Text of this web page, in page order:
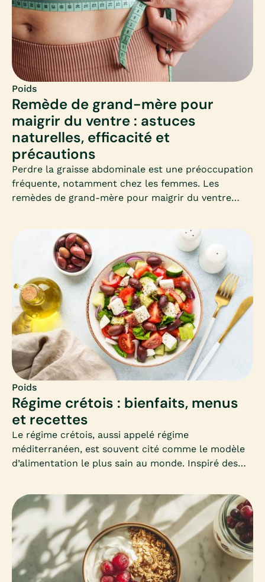
Poids
Remède de grand-mère pour
maigrir du ventre : astuces
naturelles, efficacité et
précautions
Perdre la graisse abdominale est une préoccupation
fréquente, notamment chez les femmes. Les
remèdes de grand-mère pour maigrir du ventre
Mais que valent-ils vraiment ? Découvrons
ensemble les astuces les plus connues, leur
efficacité et les précautions à connaître.
Poids
Régime crétois : bienfaits, menus
et recettes
Le régime crétois, aussi appelé régime
méditerranéen, est souvent cité comme le modèle
d’alimentation le plus sain au monde. Inspiré des
simplicité, les produits frais et les bonnes graisses.
Mais peut-il vraiment aider à maigrir ? Comment
l’adapter en hiver ? Voici un guide complet pour
comprendre et adopter ce mode d’alimentation
équilibré.